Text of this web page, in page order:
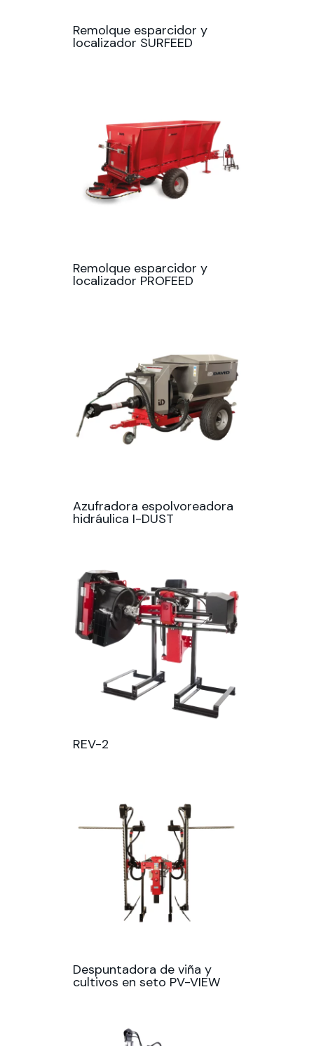
Remolque esparcidor y
localizador SURFEED
Remolque esparcidor y
localizador PROFEED
Azufradora espolvoreadora
hidráulica I-DUST
REV-2
Despuntadora de viña y
cultivos en seto PV-VIEW